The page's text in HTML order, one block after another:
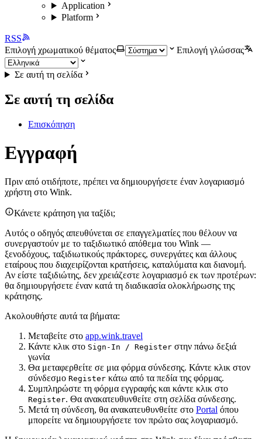
Application
Platform
RSS
Επιλογή χρωματικού θέματος
Επιλογή γλώσσας
Σε αυτή τη σελίδα
Σε αυτή τη σελίδα
Επισκόπηση
Εγγραφή
Πριν από οτιδήποτε, πρέπει να δημιουργήσετε έναν λογαριασμό
χρήστη στο Wink.
Κάνετε κράτηση για ταξίδι;
Αυτός ο οδηγός απευθύνεται σε επαγγελματίες που θέλουν να
συνεργαστούν με το ταξιδιωτικό απόθεμα του Wink —
ξενοδόχους, ταξιδιωτικούς πράκτορες, συνεργάτες και άλλους
εταίρους που διαχειρίζονται κρατήσεις, καταλύματα και διανομή.
Αν είστε ταξιδιώτης, δεν χρειάζεστε λογαριασμό εκ των προτέρων:
θα δημιουργήσετε έναν κατά τη διαδικασία ολοκλήρωσης της
κράτησης.
Ακολουθήστε αυτά τα βήματα:
Μεταβείτε στο app.wink.travel
Κάντε κλικ στο Sign-In / Register στην πάνω δεξιά
γωνία
Θα μεταφερθείτε σε μια φόρμα σύνδεσης. Κάντε κλικ στον
σύνδεσμο Register κάτω από τα πεδία της φόρμας.
Συμπληρώστε τη φόρμα εγγραφής και κάντε κλικ στο
Register. Θα ανακατευθυνθείτε στη σελίδα σύνδεσης.
Μετά τη σύνδεση, θα ανακατευθυνθείτε στο Portal όπου
μπορείτε να δημιουργήσετε τον πρώτο σας λογαριασμό.